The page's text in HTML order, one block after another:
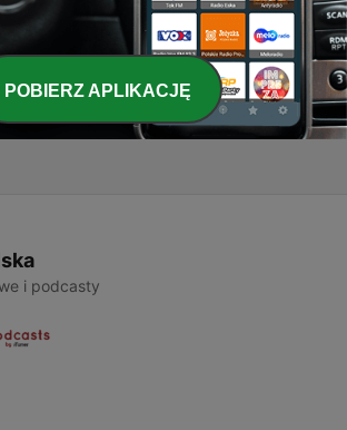
Episode 2
Episode 1
i podcasty
POBIERZ APLIKACJĘ